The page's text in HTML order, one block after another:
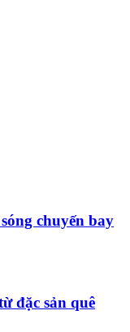
chuyến bay
đặc sản quê